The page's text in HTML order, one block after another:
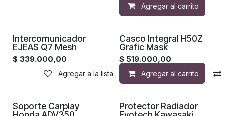
Agregar al carrito
Intercomunicador
EJEAS Q7 Mesh
$ 339.000,00
Agregar a la lista de deseos
Casco Integral H50Z
Grafic Mask
$ 519.000,00
Agregar al carrito
Soporte Carplay
Protector Radiador